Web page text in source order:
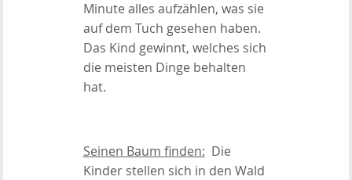
Minute alles aufzählen, was sie
auf dem Tuch gesehen haben.
Das Kind gewinnt, welches sich
die meisten Dinge behalten
hat.
Seinen Baum finden: Die
Kinder stellen sich in den Wald